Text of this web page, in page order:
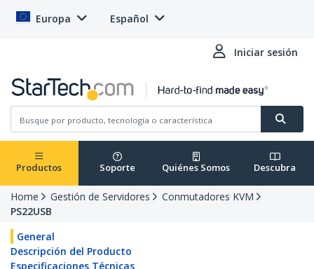
Europa Español
Iniciar sesión
Productos Soporte Quiénes Somos Descubra
Home Gestión de Servidores
Conmutadores KVM
PS22USB
General
Descripción del Producto
Especificaciones Técnicas